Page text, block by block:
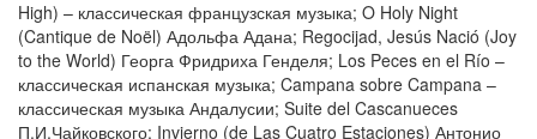
High) – классическая французская музыка; O Holy Night
(Cantique de Noël) Адольфа Адана; Regocijad, Jesús Nació (Joy
to the World) Георга Фридриха Генделя; Los Peces en el Río –
классическая испанская музыка; Campana sobre Campana –
классическая музыка Андалусии; Suite del Cascanueces
П.И.Чайковского; Invierno (de Las Cuatro Estaciones) Антонио